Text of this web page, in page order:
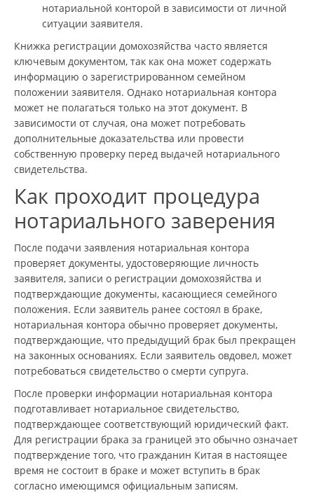
нотариальной конторой в зависимости от личной
ситуации заявителя.
Книжка регистрации домохозяйства часто является
ключевым документом, так как она может содержать
информацию о зарегистрированном семейном
положении заявителя. Однако нотариальная контора
может не полагаться только на этот документ. В
зависимости от случая, она может потребовать
дополнительные доказательства или провести
собственную проверку перед выдачей нотариального
свидетельства.
Как проходит процедура
нотариального заверения
После подачи заявления нотариальная контора
проверяет документы, удостоверяющие личность
заявителя, записи о регистрации домохозяйства и
подтверждающие документы, касающиеся семейного
положения. Если заявитель ранее состоял в браке,
нотариальная контора обычно проверяет документы,
подтверждающие, что предыдущий брак был прекращен
на законных основаниях. Если заявитель овдовел, может
потребоваться свидетельство о смерти супруга.
После проверки информации нотариальная контора
подготавливает нотариальное свидетельство,
подтверждающее соответствующий юридический факт.
Для регистрации брака за границей это обычно означает
подтверждение того, что гражданин Китая в настоящее
время не состоит в браке и может вступить в брак
согласно имеющимся официальным записям.